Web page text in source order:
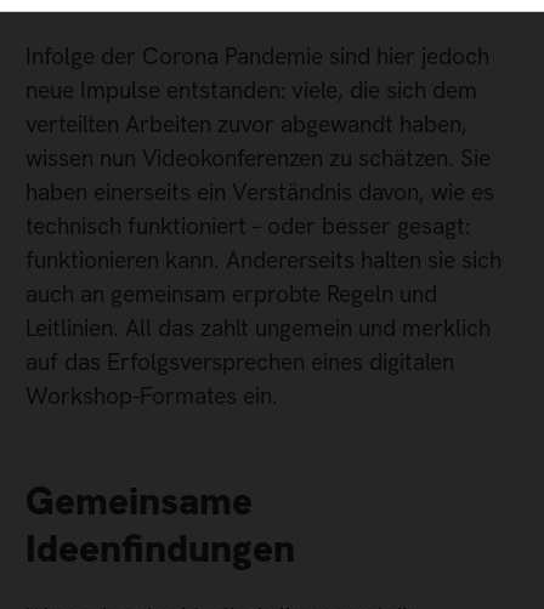
Infolge der Corona Pandemie sind hier jedoch
neue Impulse entstanden: viele, die sich dem
verteilten Arbeiten zuvor abgewandt haben,
wissen nun Videokonferenzen zu schätzen. Sie
haben einerseits ein Verständnis davon, wie es
technisch funktioniert – oder besser gesagt:
funktionieren kann. Andererseits halten sie sich
auch an gemeinsam erprobte Regeln und
Leitlinien. All das zahlt ungemein und merklich
auf das Erfolgsversprechen eines digitalen
Workshop-Formates ein.
Gemeinsame
Ideenfindungen